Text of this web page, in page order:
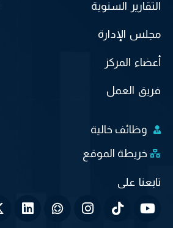
التقارير السنوية
مجلس الإدارة
أعضاء المركز
فريق العمل
وظائف خالية
خريطة الموقع